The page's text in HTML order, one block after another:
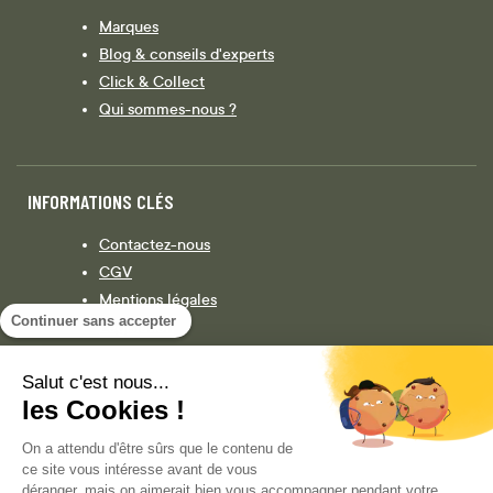
Continuer sans accepter
Salut c'est nous...
les Cookies !
On a attendu d'être sûrs que le contenu de
ce site vous intéresse avant de vous
déranger, mais on aimerait bien vous accompagner pendant votre
Marques
Blog & conseils d'experts
Click & Collect
Qui sommes-nous ?
INFORMATIONS CLÉS
Contactez-nous
CGV
Mentions légales
Législation
Facebook Instagram